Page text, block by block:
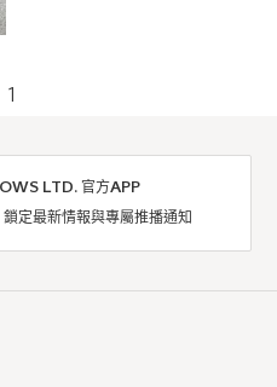
1
LTD. 官方APP
定最新情報與專屬推播通知